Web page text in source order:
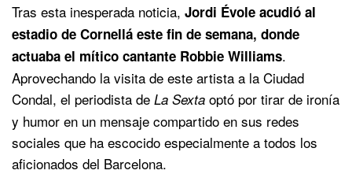
Tras esta inesperada noticia, Jordi Évole acudió al
estadio de Cornellá este fin de semana, donde
actuaba el mítico cantante Robbie Williams.
Aprovechando la visita de este artista a la Ciudad
Condal, el periodista de La Sexta optó por tirar de ironía
y humor en un mensaje compartido en sus redes
sociales que ha escocido especialmente a todos los
aficionados del Barcelona.